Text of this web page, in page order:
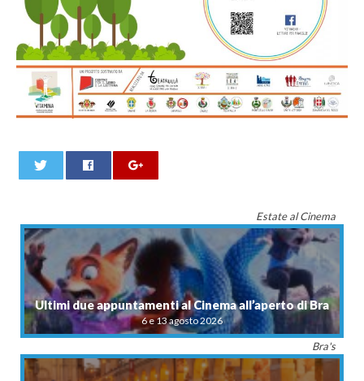
Estate al Cinema
Ultimi due appuntamenti al Cinema all’aperto di Bra
6 e 13 agosto 2026
Bra's